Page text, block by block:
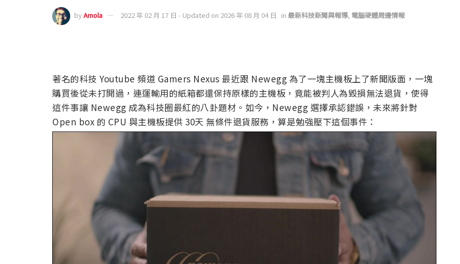
byAmola 2022 年 02 月 17 日 - Updated on 2026 年 08 月 04 日 in 最新科技新聞與報導, 電腦硬體周邊情報
著名的科技 Youtube 頻道 Gamers Nexus 最近跟 Newegg 為了一塊主機板上了新聞版面，一塊
購買後從未打開過，連運輸用的紙箱都還保持原樣的主機板，竟能被判人為毀損無法退貨，使得
這件事讓 Newegg 成為科技圈最紅的八卦題材。如今，Newegg 選擇承認錯誤，未來將針對
Open box 的 CPU 與主機板提供 30天 無條件退貨服務，算是勉強壓下這個事件：